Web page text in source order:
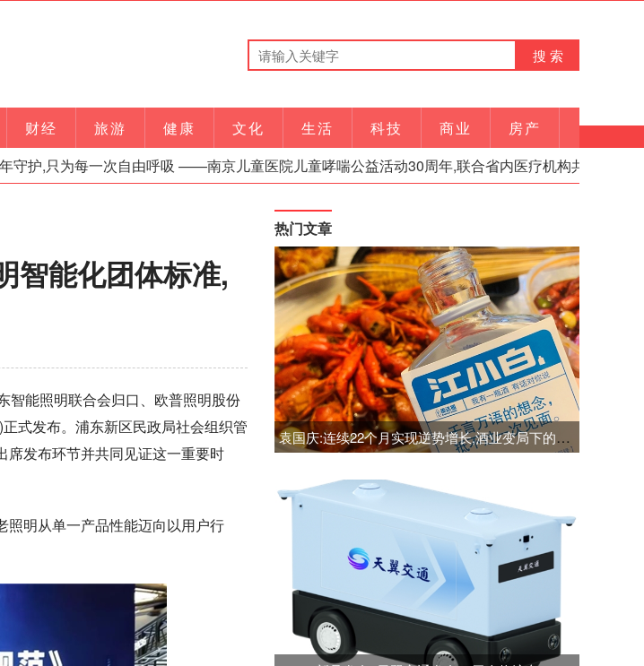
财经 旅游 健康 文化 生活 科技 商业
房产
为每一次自由呼吸 ——南京儿童医院儿童哮喘公益活动30周年,联合省内医疗机构共建规范诊疗
智能化团体标准,
智能照明联合会归口、欧普照明股份
式发布。浦东新区民政局社会组织管
席发布环节并共同见证这一重要时
照明从单一产品性能迈向以用户行
热门文章
袁国庆:连续22个月实现逆势增长,酒业变局下的转型增长案例江小白